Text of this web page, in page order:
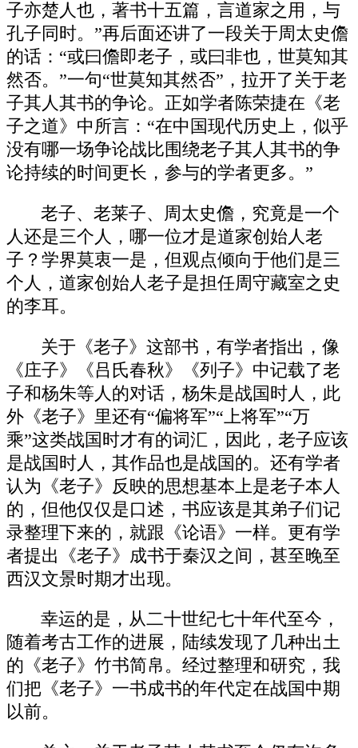
子亦楚人也，著书十五篇，言道家之用，与
孔子同时。”再后面还讲了一段关于周太史儋
的话：“或曰儋即老子，或曰非也，世莫知其
然否。”一句“世莫知其然否”，拉开了关于老
子其人其书的争论。正如学者陈荣捷在《老
子之道》中所言：“在中国现代历史上，似乎
没有哪一场争论战比围绕老子其人其书的争
论持续的时间更长，参与的学者更多。”
老子、老莱子、周太史儋，究竟是一个
人还是三个人，哪一位才是道家创始人老
子？学界莫衷一是，但观点倾向于他们是三
个人，道家创始人老子是担任周守藏室之史
的李耳。
关于《老子》这部书，有学者指出，像
《庄子》《吕氏春秋》《列子》中记载了老
子和杨朱等人的对话，杨朱是战国时人，此
外《老子》里还有“偏将军”“上将军”“万
乘”这类战国时才有的词汇，因此，老子应该
是战国时人，其作品也是战国的。还有学者
认为《老子》反映的思想基本上是老子本人
的，但他仅仅是口述，书应该是其弟子们记
录整理下来的，就跟《论语》一样。更有学
者提出《老子》成书于秦汉之间，甚至晚至
西汉文景时期才出现。
幸运的是，从二十世纪七十年代至今，
随着考古工作的进展，陆续发现了几种出土
的《老子》竹书简帛。经过整理和研究，我
们把《老子》一书成书的年代定在战国中期
以前。